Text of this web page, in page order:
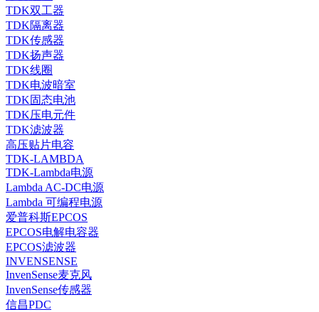
TDK双工器
TDK隔离器
TDK传感器
TDK扬声器
TDK线圈
TDK电波暗室
TDK固态电池
TDK压电元件
TDK滤波器
高压贴片电容
TDK-LAMBDA
TDK-Lambda电源
Lambda AC-DC电源
Lambda 可编程电源
爱普科斯EPCOS
EPCOS电解电容器
EPCOS滤波器
INVENSENSE
InvenSense麦克风
InvenSense传感器
信昌PDC